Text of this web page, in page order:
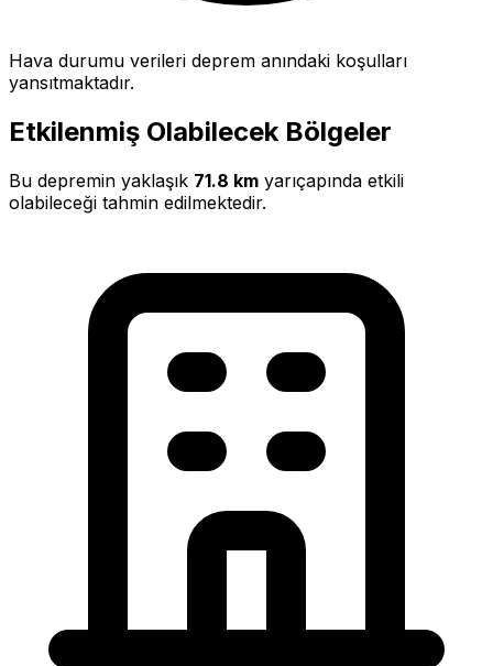
Hava durumu verileri deprem anındaki koşulları
yansıtmaktadır.
Etkilenmiş Olabilecek Bölgeler
Bu depremin yaklaşık 71.8 km yarıçapında etkili
olabileceği tahmin edilmektedir.